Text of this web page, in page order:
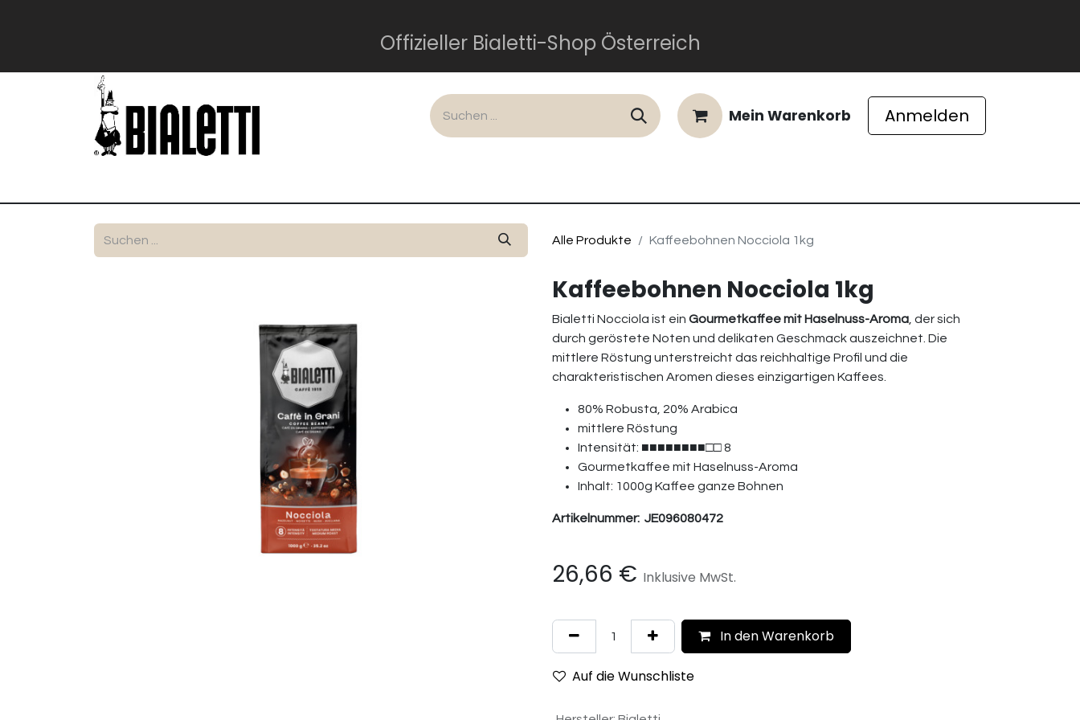
Offizieller Bialetti-Shop Österreich
Mein Warenkorb Anmelden
Alle Produkte Kaffeebohnen Nocciola 1kg
Kaffeebohnen Nocciola 1kg
Bialetti Nocciola ist ein Gourmetkaffee mit Haselnuss-Aroma , der sich
durch geröstete Noten und delikaten Geschmack auszeichnet. Die
mittlere Röstung unterstreicht das reichhaltige Profil und die
charakteristischen Aromen dieses einzigartigen Kaffees.
80% Robusta, 20% Arabica
mittlere Röstung
Intensität: ■■■■■■■■□□ 8
Gourmetkaffee mit Haselnuss-Aroma
Inhalt: 1000g Kaffee ganze Bohnen
Artikelnummer: JE096080472
26,66 € Inklusive MwSt.
In den Warenkorb
Auf die Wunschliste